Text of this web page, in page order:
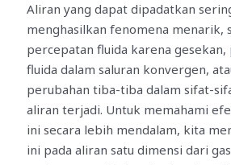
Aliran yang dapat dipadatkan
menghasilkan fenomena menarik,
percepatan fluida karena
fluida dalam saluran konvergen,
perubahan tiba-tiba dalam sifat-
aliran terjadi. Untuk memahami
ini secara lebih mendalam, kita
ini pada aliran satu dimensi dari